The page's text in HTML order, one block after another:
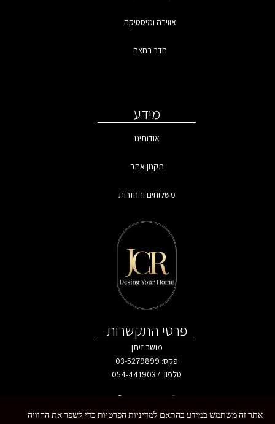
אווירה ומיסטיקה
חדר רחצה
מידע
אודותינו
תקנון אתר
משלוחים והחזרות
פרטי התקשרות
מושב זיתן
פקס: 03-5279899
טלפון: 054-4419037
אתר זה משתמש במידע בהתאם למדיניות הפרטיות כדי לשפר את החוויה